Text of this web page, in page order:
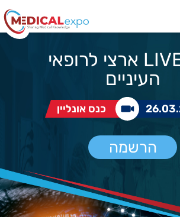
כנס LIVE ארצי לרופאי
העיניים
כנס אונליין
הרשמה